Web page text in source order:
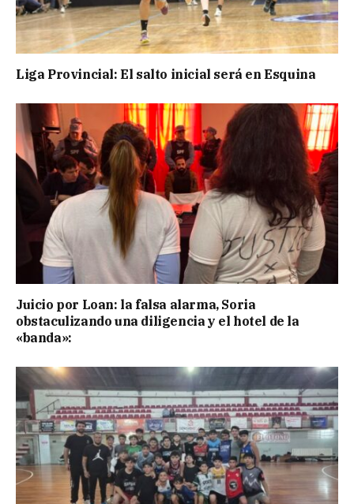
Liga Provincial: El salto inicial será en Esquina
Juicio por Loan: la falsa alarma, Soria
obstaculizando una diligencia y el hotel de la
«banda»: